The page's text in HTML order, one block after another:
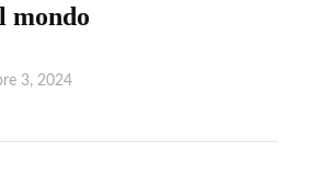
mondo
3, 2024